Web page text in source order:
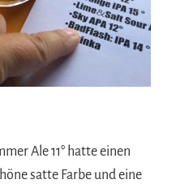
Ale 11° hatte einen
satte Farbe und eine